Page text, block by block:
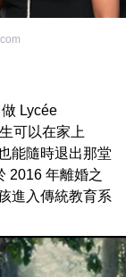
Lycée
可以在家上
能隨時退出那堂
2016 年離婚之
進入傳統教育系